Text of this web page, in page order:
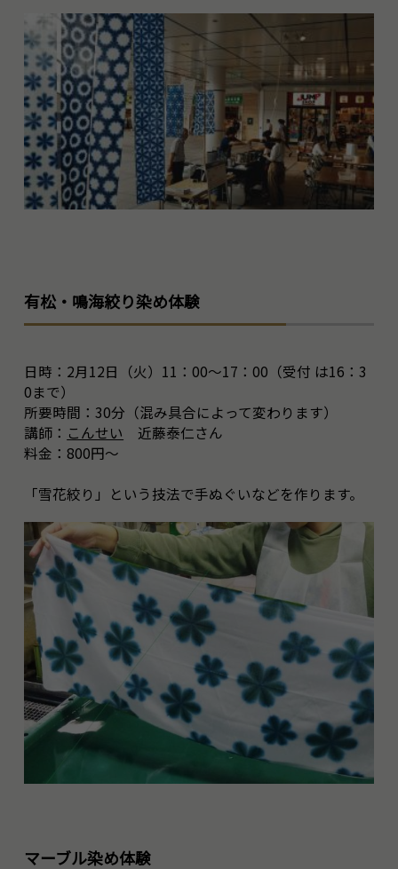
有松・鳴海絞り染め体験
日時：2月12日（火）11：00～17：00（受付 は16：3
0まで）
所要時間：30分（混み具合によって変わります）
講師： こんせい 近藤泰仁さん
料金：800円～
「雪花絞り」という技法で手ぬぐいなどを作ります。
マーブル染め体験